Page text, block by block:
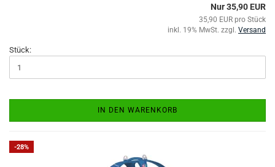
Nur 35,90 EUR
35,90 EUR pro Stück
inkl. 19% MwSt. zzgl. Versand
Stück:
IN DEN WARENKORB
-28%